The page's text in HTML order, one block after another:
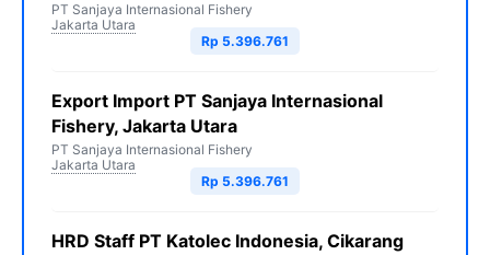
PT Sanjaya Internasional Fishery
Jakarta Utara
Rp 5.396.761
Export Import PT Sanjaya Internasional
Fishery, Jakarta Utara
PT Sanjaya Internasional Fishery
Jakarta Utara
Rp 5.396.761
HRD Staff PT Katolec Indonesia, Cikarang